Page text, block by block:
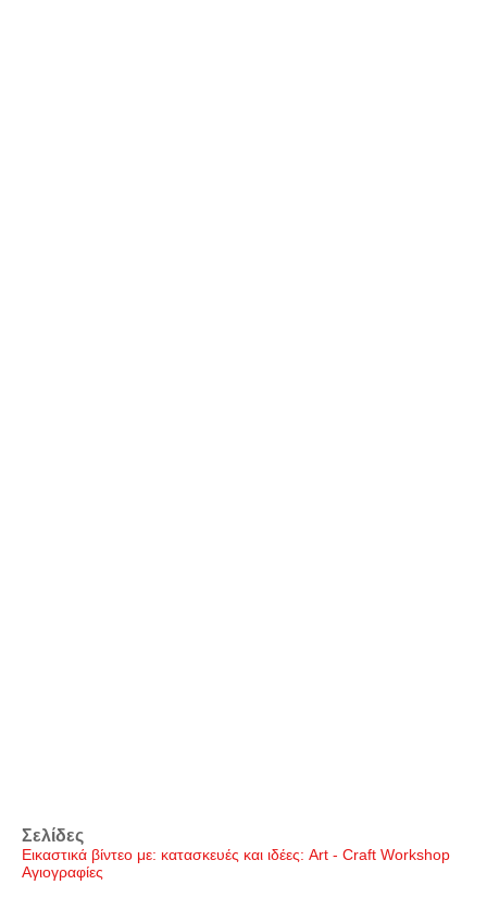
Σελίδες
Εικαστικά βίντεο με: κατασκευές και ιδέες: Art - Craft Workshop
Αγιογραφίες